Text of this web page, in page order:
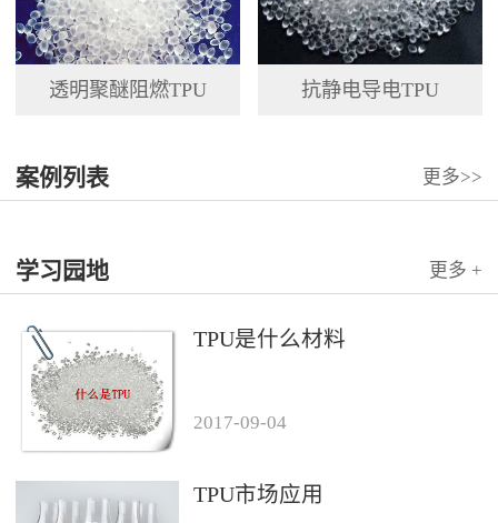
透明聚醚阻燃TPU 抗静电导电TPU
案例列表 更多>>
学习园地 更多 +
TPU是什么材料
2017-09-04
TPU市场应用